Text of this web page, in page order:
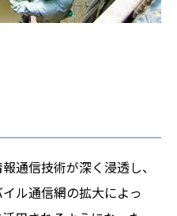
通信技術が深く浸透し、
ル通信網の拡大によっ